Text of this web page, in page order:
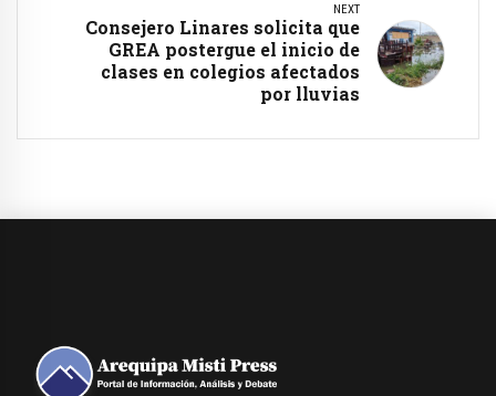
NEXT
Consejero Linares solicita que
GREA postergue el inicio de
clases en colegios afectados
por lluvias